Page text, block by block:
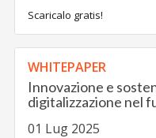
Scaricalo gratis!
WHITEPAPER
Innovazione e
digitalizzazione nel
01 Lug 2025